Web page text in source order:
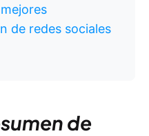
de redes sociales
de